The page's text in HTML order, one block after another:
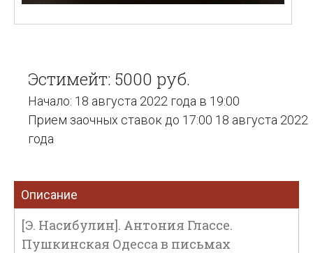
Эстимейт: 5000 руб.
Начало: 18 августа 2022 года в 19:00
Прием заочных ставок до 17:00 18 августа 2022
года
Описание
[Э. Насибулин]. Антония Глассе.
Пушкинская Одесса в письмах